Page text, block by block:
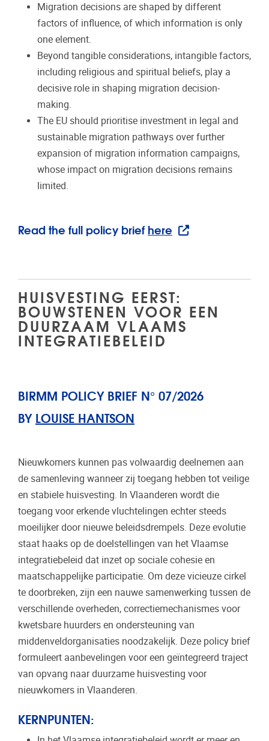
Migration decisions are shaped by different
factors of influence, of which information is only
one element.
Beyond tangible considerations, intangible factors,
including religious and spiritual beliefs, play a
decisive role in shaping migration decision-
making.
The EU should prioritise investment in legal and
sustainable migration pathways over further
expansion of migration information campaigns,
whose impact on migration decisions remains
limited.
Read the full policy brief here
HUISVESTING EERST:
BOUWSTENEN VOOR EEN
DUURZAAM VLAAMS
INTEGRATIEBELEID
BIRMM POLICY BRIEF N° 07/2026
BYLOUISE HANTSON
Nieuwkomers kunnen pas volwaardig deelnemen aan
de samenleving wanneer zij toegang hebben tot veilige
en stabiele huisvesting. In Vlaanderen wordt die
toegang voor erkende vluchtelingen echter steeds
moeilijker door nieuwe beleidsdrempels. Deze evolutie
staat haaks op de doelstellingen van het Vlaamse
integratiebeleid dat inzet op sociale cohesie en
maatschappelijke participatie. Om deze vicieuze cirkel
te doorbreken, zijn een nauwe samenwerking tussen de
verschillende overheden, correctiemechanismes voor
kwetsbare huurders en ondersteuning van
middenveldorganisaties noodzakelijk. Deze policy brief
formuleert aanbevelingen voor een geïntegreerd traject
van opvang naar duurzame huisvesting voor
nieuwkomers in Vlaanderen.
KERNPUNTEN: